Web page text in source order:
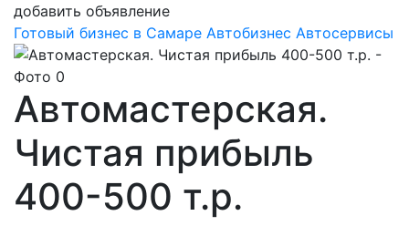
добавить объявление
Готовый бизнес в Самаре Автобизнес Автосервисы
Автомастерская.
Чистая прибыль
400-500 т.р.